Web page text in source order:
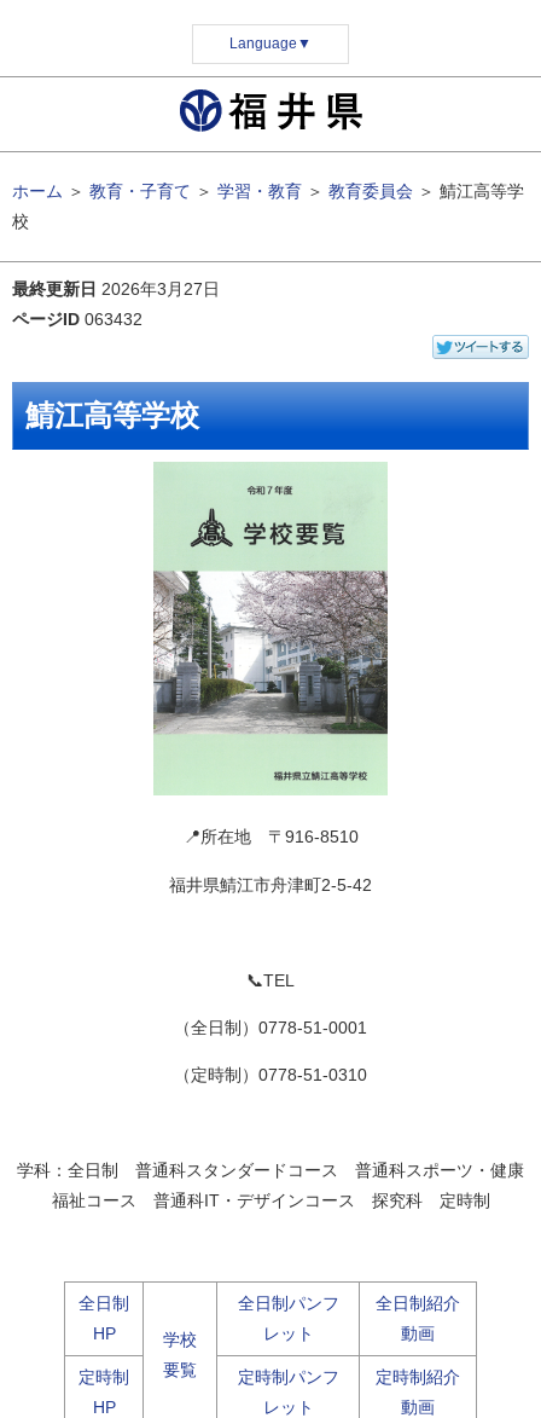
Language ▼
ホーム ＞ 教育・子育て ＞ 学習・教育 ＞ 教育委員会 ＞ 鯖江高等学
校
最終更新日 2026年3月27日
ページID 063432
鯖江高等学校
📍所在地 〒916-8510
福井県鯖江市舟津町2-5-42
📞TEL
（全日制）0778-51-0001
（定時制）0778-51-0310
学科：全日制 普通科スタンダードコース 普通科スポーツ・健康
福祉コース 普通科IT・デザインコース 探究科 定時制
全日制
HP
学校
要覧
全日制パンフ
レット
全日制紹介
動画
定時制
HP
定時制パンフ
レット
定時制紹介
動画